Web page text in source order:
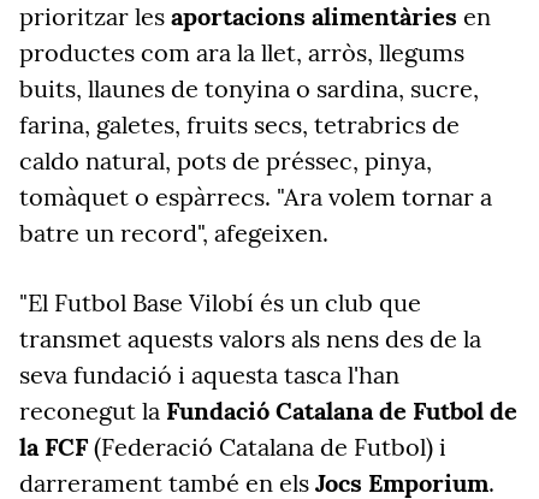
prioritzar les aportacions alimentàries en
productes com ara la llet, arròs, llegums
buits, llaunes de tonyina o sardina, sucre,
farina, galetes, fruits secs, tetrabrics de
caldo natural, pots de préssec, pinya,
tomàquet o espàrrecs. "Ara volem tornar a
batre un record", afegeixen.
"El Futbol Base Vilobí és un club que
transmet aquests valors als nens des de la
seva fundació i aquesta tasca l'han
reconegut la Fundació Catalana de Futbol de
la FCF(Federació Catalana de Futbol) i
darrerament també en els Jocs Emporium.